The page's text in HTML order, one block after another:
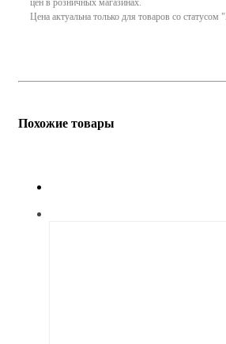
цен в розничных магазинах.
Цена актуальна только для товаров со статусом
Похожие товары